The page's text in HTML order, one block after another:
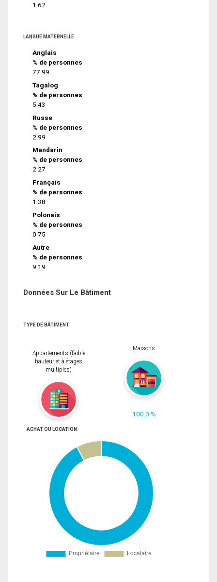
1.62
LANGUE MATERNELLE
Anglais
% de personnes
77.99
Tagalog
% de personnes
5.43
Russe
% de personnes
2.99
Mandarin
% de personnes
2.27
Français
% de personnes
1.38
Polonais
% de personnes
0.75
Autre
% de personnes
9.19
Données Sur Le Bâtiment
TYPE DE BÂTIMENT
Appartements (faible
hauteur et à étages
multiples)
Maisons
100.0 %
ACHAT OU LOCATION